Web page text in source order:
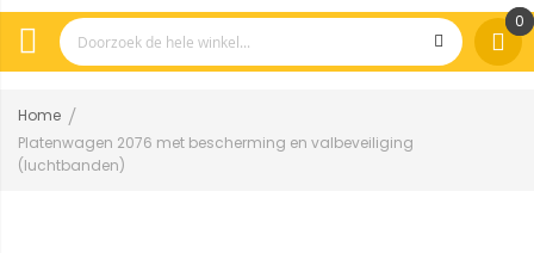
0
Home
Platenwagen 2076 met bescherming en valbeveiliging
(luchtbanden)